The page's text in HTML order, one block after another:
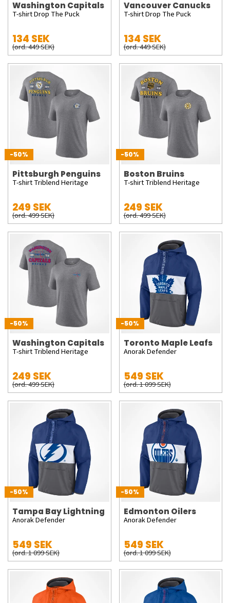
Washington Capitals
T-shirt Drop The Puck
134 SEK
(ord. 449 SEK)
Vancouver Canucks
T-shirt Drop The Puck
134 SEK
(ord. 449 SEK)
-50%
Pittsburgh Penguins
T-shirt Triblend Heritage
249 SEK
(ord. 499 SEK)
-50%
Boston Bruins
T-shirt Triblend Heritage
249 SEK
(ord. 499 SEK)
-50%
Washington Capitals
T-shirt Triblend Heritage
249 SEK
(ord. 499 SEK)
-50%
Toronto Maple Leafs
Anorak Defender
549 SEK
(ord. 1 099 SEK)
-50%
Tampa Bay Lightning
Anorak Defender
549 SEK
(ord. 1 099 SEK)
-50%
Edmonton Oilers
Anorak Defender
549 SEK
(ord. 1 099 SEK)